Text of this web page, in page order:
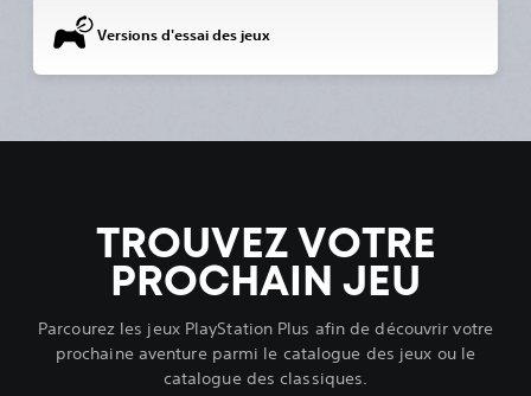
Versions d'essai des jeux
TROUVEZ VOTRE
PROCHAIN JEU
Parcourez les jeux PlayStation Plus afin de découvrir votre
prochaine aventure parmi le catalogue des jeux ou le
catalogue des classiques.